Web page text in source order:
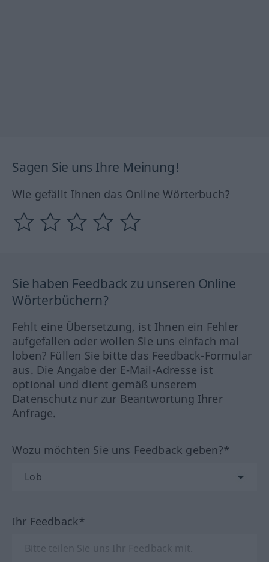
Sagen Sie uns Ihre Meinung!
Wie gefällt Ihnen das Online Wörterbuch?
Sie haben Feedback zu unseren Online
Wörterbüchern?
Fehlt eine Übersetzung, ist Ihnen ein Fehler
aufgefallen oder wollen Sie uns einfach mal
loben? Füllen Sie bitte das Feedback-Formular
aus. Die Angabe der E-Mail-Adresse ist
optional und dient gemäß unserem
Datenschutz nur zur Beantwortung Ihrer
Anfrage.
Wozu möchten Sie uns Feedback geben?*
Ihr Feedback*